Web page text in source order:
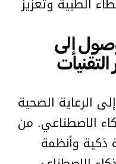
إلى
الرعاية الصحية
الاصطناعي. من
ذكية وأنظمة